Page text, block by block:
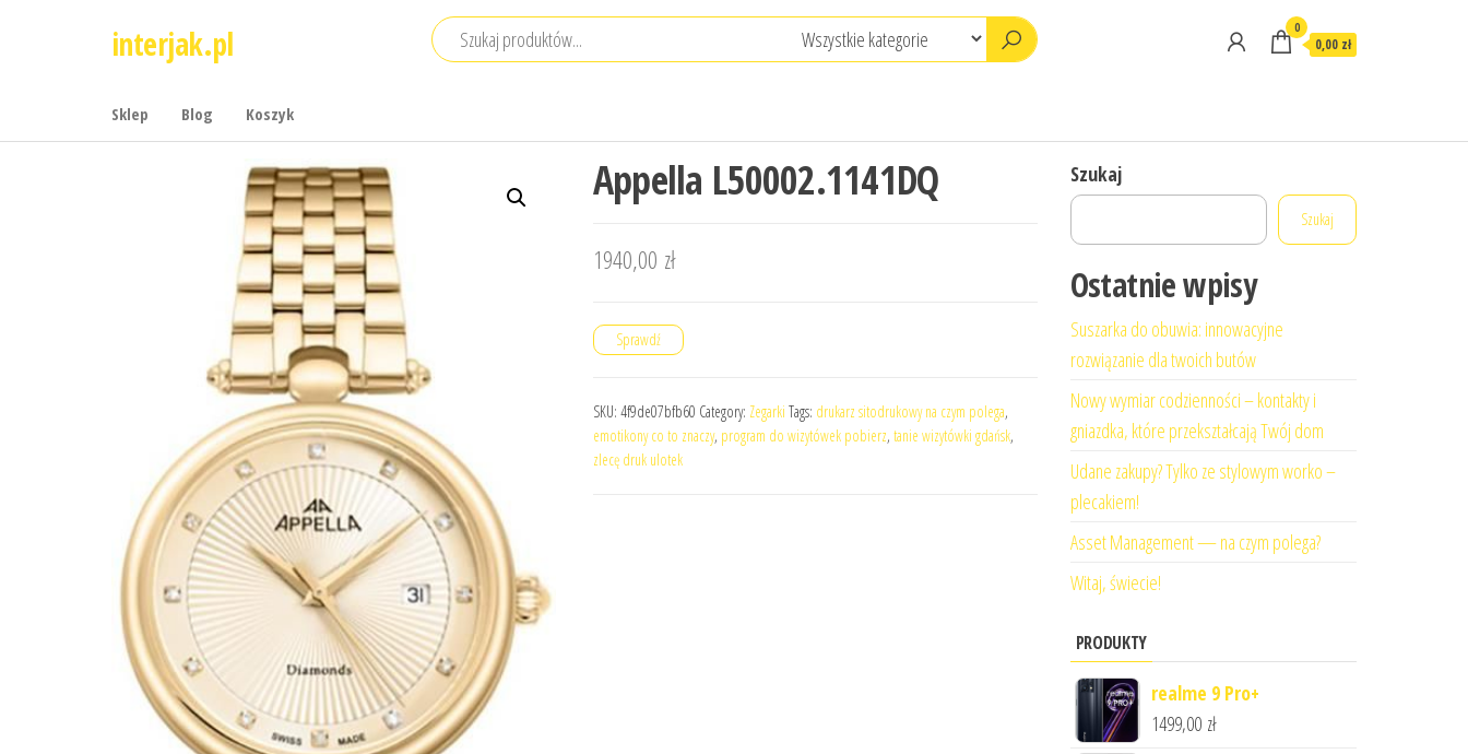
interjak.pl 0
0,00 zł
Sklep Blog Koszyk
Appella L50002.1141DQ
1940,00 zł
Sprawdź
SKU: 4f9de07bfb60 Category: Zegarki Tags: drukarz sitodrukowy na czym polega,
emotikony co to znaczy, program do wizytówek pobierz, tanie wizytówki gdańsk,
zlecę druk ulotek
Szukaj
Szukaj
Ostatnie wpisy
Suszarka do obuwia: innowacyjne
rozwiązanie dla twoich butów
Nowy wymiar codzienności – kontakty i
gniazdka, które przekształcają Twój dom
Udane zakupy? Tylko ze stylowym worko –
plecakiem!
Asset Management — na czym polega?
Witaj, świecie!
PRODUKTY
realme 9 Pro+
1499,00 zł